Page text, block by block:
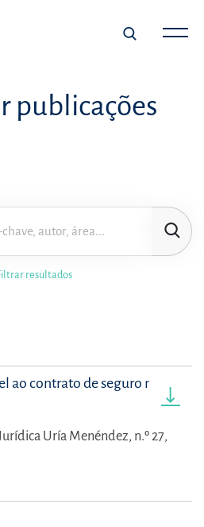
publicações
resultados
×
ao contrato de seguro no
Uría Menéndez, n.º 27,